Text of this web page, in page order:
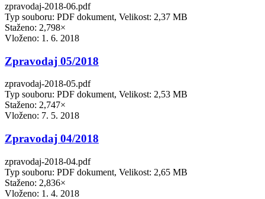
zpravodaj-2018-06.pdf
Typ souboru: PDF dokument, Velikost: 2,37 MB
Staženo: 2,798×
Vloženo: 1. 6. 2018
Zpravodaj 05/2018
zpravodaj-2018-05.pdf
Typ souboru: PDF dokument, Velikost: 2,53 MB
Staženo: 2,747×
Vloženo: 7. 5. 2018
Zpravodaj 04/2018
zpravodaj-2018-04.pdf
Typ souboru: PDF dokument, Velikost: 2,65 MB
Staženo: 2,836×
Vloženo: 1. 4. 2018